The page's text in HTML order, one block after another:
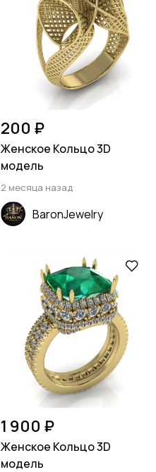
200 ₽
Женское Кольцо 3D
модель
2 месяца назад
BaronJewelry
1 900 ₽
Женское Кольцо 3D
модель